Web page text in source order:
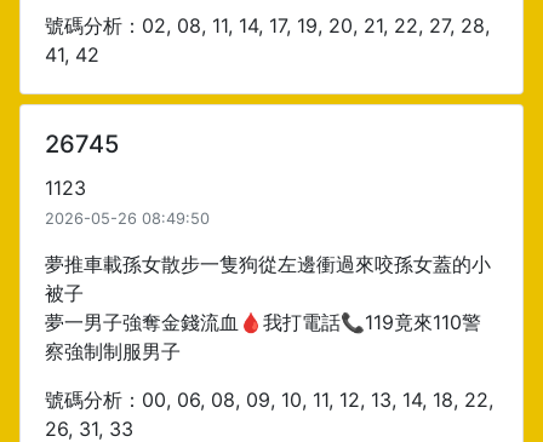
號碼分析：02, 08, 11, 14, 17, 19, 20, 21, 22, 27, 28,
41, 42
26745
1123
2026-05-26 08:49:50
夢推車載孫女散步一隻狗從左邊衝過來咬孫女蓋的小
被子
夢一男子強奪金錢流血🩸我打電話📞119竟來110警
察強制制服男子
號碼分析：00, 06, 08, 09, 10, 11, 12, 13, 14, 18, 22,
26, 31, 33